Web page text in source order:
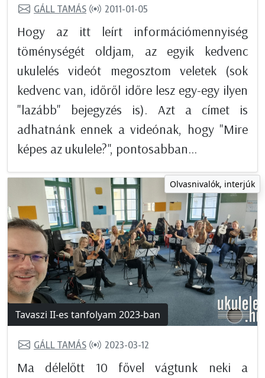
GÁLL TAMÁS 2011-01-05
Hogy az itt leírt információmennyiség
töménységét oldjam, az egyik kedvenc
ukulelés videót megosztom veletek (sok
kedvenc van, időről időre lesz egy-egy ilyen
"lazább" bejegyzés is). Azt a címet is
adhatnánk ennek a videónak, hogy "Mire
képes az ukulele?", pontosabban...
Olvasnivalók, interjúk
Tavaszi II-es tanfolyam 2023-ban
GÁLL TAMÁS 2023-03-12
Ma délelőtt 10 fővel vágtunk neki a